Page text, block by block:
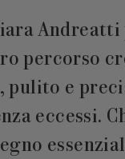
percorso
e
eccessi.